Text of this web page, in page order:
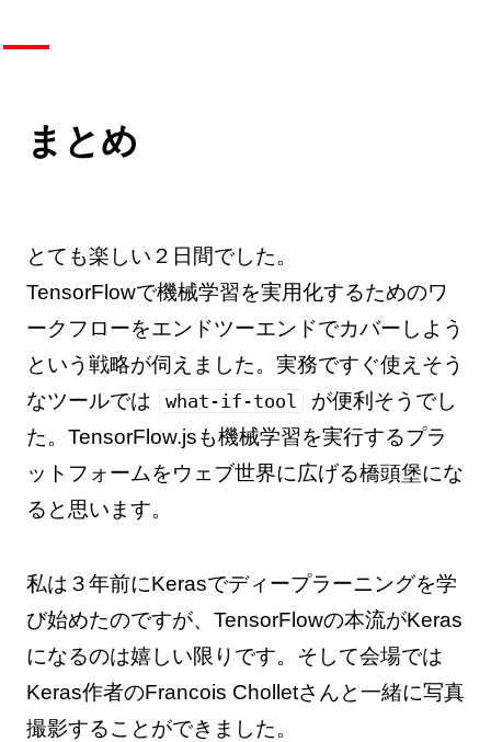
まとめ
とても楽しい２日間でした。
TensorFlowで機械学習を実用化するためのワ
ークフローをエンドツーエンドでカバーしよう
という戦略が伺えました。実務ですぐ使えそう
なツールでは
what-if-tool
が便利そうでし
た。TensorFlow.jsも機械学習を実行するプラ
ットフォームをウェブ世界に広げる橋頭堡にな
ると思います。
私は３年前にKerasでディープラーニングを学
び始めたのですが、TensorFlowの本流がKeras
になるのは嬉しい限りです。そして会場では
Keras作者のFrancois Cholletさんと一緒に写真
撮影することができました。